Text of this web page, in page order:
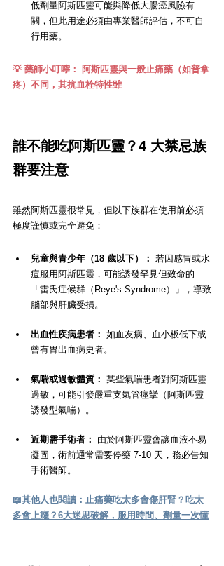
低劑量阿斯匹靈可能與降低大腸癌風險有
關，但此用途必須由專業醫師評估，不可自
行用藥。
💡 藥師小叮嚀： 阿斯匹靈與一般止痛藥（如普拿
疼）不同，其抗血栓特性雖
誰不能吃阿斯匹靈？4 大禁忌族
群要注意
雖然阿斯匹靈很常見，但以下族群在使用前必須
極度謹慎或完全避免：
兒童與青少年（18 歲以下）： 若因感冒或水
痘服用阿斯匹靈，可能誘發罕見但致命的
「雷氏症候群（Reye's Syndrome）」，導致
腦部與肝臟受損。
出血性疾病患者： 如血友病、血小板低下或
曾有胃出血病史者。
氣喘或過敏體質： 某些氣喘患者對阿斯匹靈
過敏，可能引發嚴重支氣管痙攣（阿斯匹靈
誘發型氣喘）。
近期需手術者：
由於阿斯匹靈會讓血液不易
凝固，術前通常需要停藥 7-10 天，務必告知
手術醫師。
📖其他人也閱讀： 止痛藥吃太多會傷肝腎？吃太
多會上癮？6大迷思破解，服用時間、劑量一次懂